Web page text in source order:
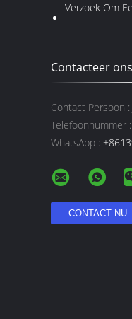
Verzoek Om
Contacteer ons
Contact Persoon :
Telefoonnummer :
WhatsApp :